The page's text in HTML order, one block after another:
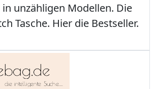
in unzähligen Modellen. Die
Tasche. Hier die Bestseller.